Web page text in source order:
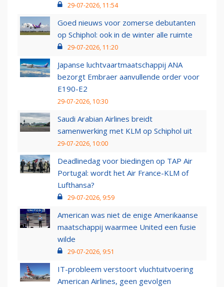
29-07-2026, 11:54
Goed nieuws voor zomerse debutanten
op Schiphol: ook in de winter alle ruimte
29-07-2026, 11:20
Japanse luchtvaartmaatschappij ANA
bezorgt Embraer aanvullende order voor
E190-E2
29-07-2026, 10:30
Saudi Arabian Airlines breidt
samenwerking met KLM op Schiphol uit
29-07-2026, 10:00
Deadlinedag voor biedingen op TAP Air
Portugal: wordt het Air France-KLM of
Lufthansa?
29-07-2026, 9:59
American was niet de enige Amerikaanse
maatschappij waarmee United een fusie
wilde
29-07-2026, 9:51
IT-probleem verstoort vluchtuitvoering
American Airlines, geen gevolgen